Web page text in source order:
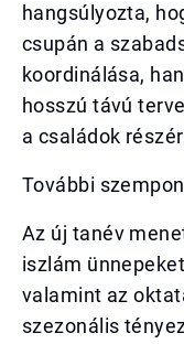
hangsúlyozta,
csupán a
koordinálása,
hosszú távú
a családok
További
Az új tanév
iszlám
valamint az
szezonális